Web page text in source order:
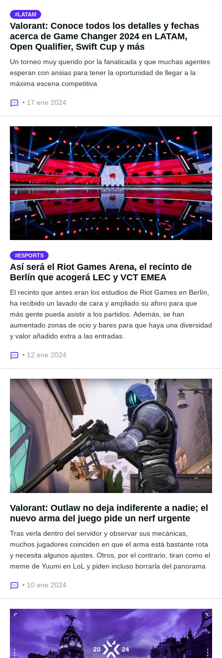
LATAM
Valorant: Conoce todos los detalles y fechas
acerca de Game Changer 2024 en LATAM,
Open Qualifier, Swift Cup y más
Un torneo muy querido por la fanaticada y que muchas agentes
esperan con ansias para tener la oportunidad de llegar a la
máxima escena competitiva
• 17 ene 2024
ESPORTS
Así será el Riot Games Arena, el recinto de
Berlín que acogerá LEC y VCT EMEA
El recinto que antes eran los estudios de Riot Games en Berlín,
ha recibido un lavado de cara y ampliado su aforo para que
más gente pueda asistir a los partidos. Además, se han
aumentado zonas de ocio y bares para que haya una diversidad
y valor añadido extra a las entradas.
• 12 ene 2024
Valorant: Outlaw no deja indiferente a nadie; el
nuevo arma del juego pide un nerf urgente
Tras verla dentro del servidor y observar sus mecánicas,
muchos jugadores coinciden en que el arma está bastante rota
y necesita algunos ajustes. Otros, por el contrario, tiran como el
meme de Yuumi en LoL y piden incluso borrarla del panorama
• 10 ene 2024